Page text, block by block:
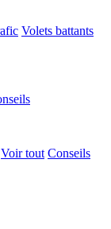
Volets battants
Voir tout Conseils